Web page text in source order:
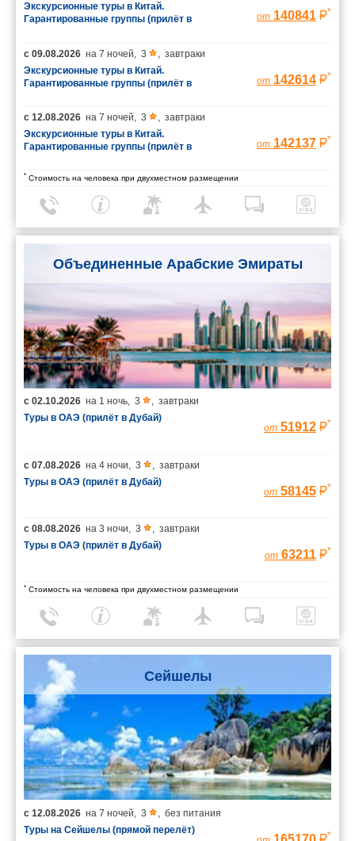
Экскурсионные туры в Китай.
Гарантированные группы (прилёт в
от 140841 *
с 09.08.2026 на 7 ночей, 3 , завтраки
Экскурсионные туры в Китай.
Гарантированные группы (прилёт в
от 142614 *
с 12.08.2026 на 7 ночей, 3 , завтраки
Экскурсионные туры в Китай.
Гарантированные группы (прилёт в
от 142137 *
* Стоимость на человека при двухместном размещении
Объединенные Арабские Эмираты
с 02.10.2026 на 1 ночь, 3 , завтраки
Туры в ОАЭ (прилёт в Дубай)
от 51912 *
с 07.08.2026 на 4 ночи, 3 , завтраки
Туры в ОАЭ (прилёт в Дубай)
от 58145 *
с 08.08.2026 на 3 ночи, 3 , завтраки
Туры в ОАЭ (прилёт в Дубай)
от 63211 *
* Стоимость на человека при двухместном размещении
Сейшелы
с 12.08.2026 на 7 ночей 3
без питания
Туры на Сейшелы (прямой перелёт)
*